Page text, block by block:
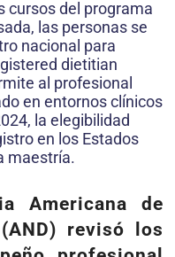
cursos del programa
las personas se
nacional para
dietitian
al profesional
en entornos clínicos
la elegibilidad
en los Estados
maestría.
Americana de
revisó los